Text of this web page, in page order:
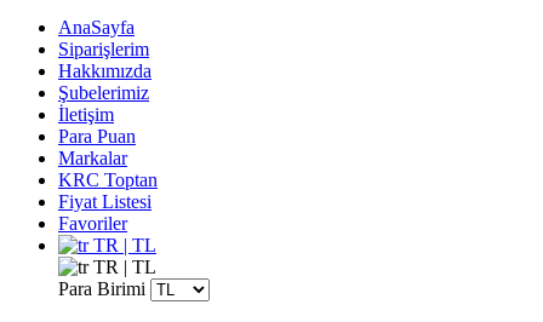
AnaSayfa
Siparişlerim
Hakkımızda
Şubelerimiz
İletişim
Para Puan
Markalar
KRC Toptan
Fiyat Listesi
Favoriler
TR | TL
TR | TL
Para Birimi